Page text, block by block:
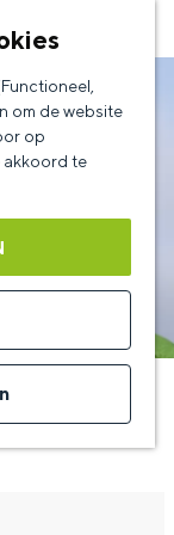
om de website
op
akkoord te